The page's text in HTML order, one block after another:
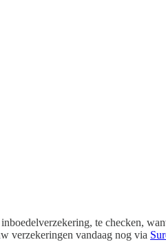
te checken,
verzekeringen vandaag nog via